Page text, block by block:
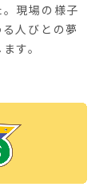
現場の様子
人びとの夢
す。